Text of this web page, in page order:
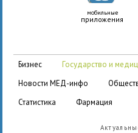
мобильные
приложения
бизнес государство и
новости МЕД-инфо
статистика
фармация